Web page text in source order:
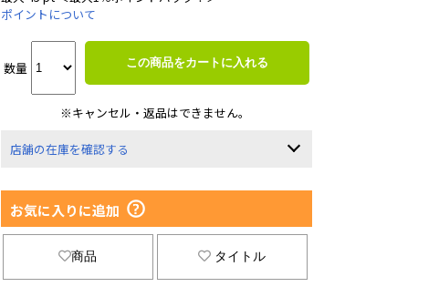
ポイントについて
数量 この商品をカートに入れる
※キャンセル・返品はできません。
店舗の在庫を確認する
お気に入りに追加
商品 タイトル